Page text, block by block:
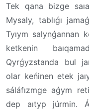
Tek qana bizge
Mysaly, tablıǵı
Tyıym salynǵannan
ketkenin
Qyrǵyzstanda bul
olar keńinen etek
sáláfızmge aǵym
dep aıtyp júrmin.